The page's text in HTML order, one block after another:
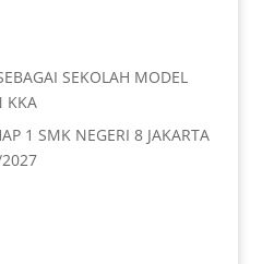
SEKOLAH MODEL
KKA
1 SMK NEGERI 8 JAKARTA